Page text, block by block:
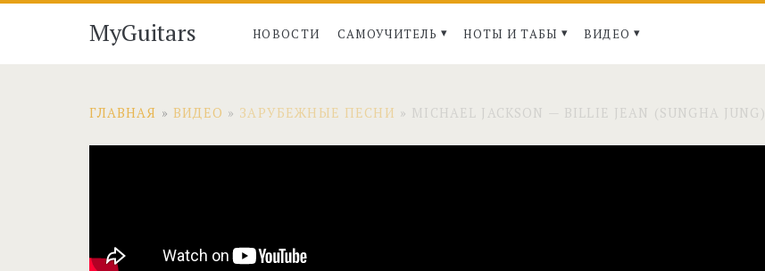
MyGuitars НОВОСТИ САМОУЧИТЕЛЬ НОТЫ И ТАБЫ ВИДЕО
ГЛАВНАЯ »ВИДЕО » ЗАРУБЕЖНЫЕ ПЕСНИ » MICHAEL JACKSON — BILLIE JEAN (SUNGHA JUNG)